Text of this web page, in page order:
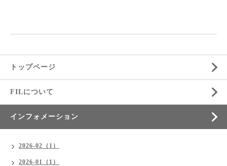
トップページ
FILについて
インフォメーション
2026-02（1）
2026-01（1）